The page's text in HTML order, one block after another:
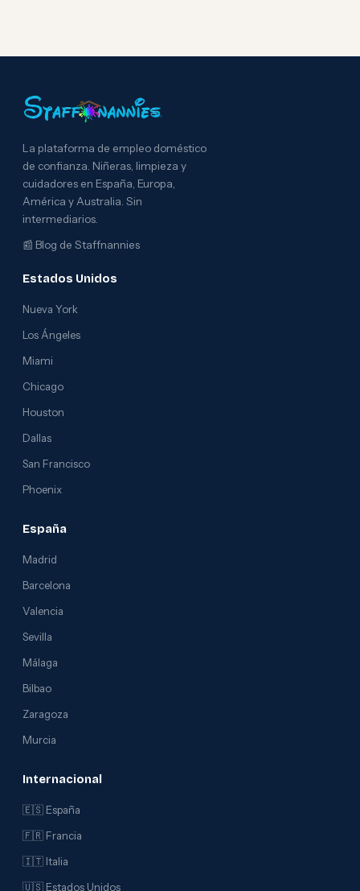
La plataforma de empleo doméstico
de confianza. Niñeras, limpieza y
cuidadores en España, Europa,
América y Australia. Sin
intermediarios.
📰 Blog de Staffnannies
Estados Unidos
Nueva York
Los Ángeles
Miami
Chicago
Houston
Dallas
San Francisco
Phoenix
España
Madrid
Barcelona
Valencia
Sevilla
Málaga
Bilbao
Zaragoza
Murcia
Internacional
🇪🇸 España
🇫🇷 Francia
🇮🇹 Italia
🇺🇸 Estados Unidos